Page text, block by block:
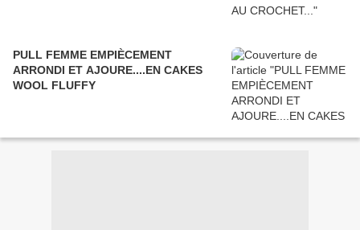
PULL FEMME EMPIÈCEMENT
ARRONDI ET AJOURE....EN CAKES
WOOL FLUFFY